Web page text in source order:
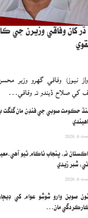
کان وفاقي وزيرن جي
نيوز) وفاقي گهرو وزير
کي صلاح ڏيندو ته وفاقي…
حڪومت صوبي جي فنڊن مان گلگت
6, 2026
نه، پنجاب ناڪام ٿيو
شبر زيدي
6, 2026
صوبن وارو شوشو عوام کي
مان…